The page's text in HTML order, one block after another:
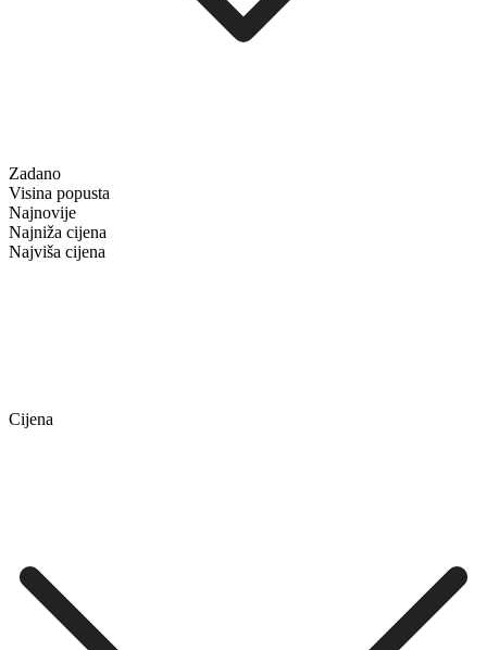
Zadano
Visina popusta
Najnovije
Najniža cijena
Najviša cijena
Cijena